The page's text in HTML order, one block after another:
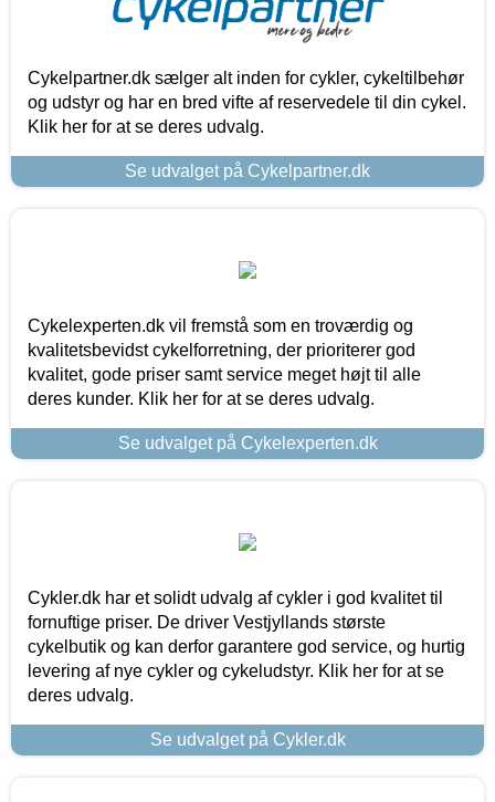
Cykelpartner.dk sælger alt inden for cykler, cykeltilbehør
og udstyr og har en bred vifte af reservedele til din cykel.
Klik her for at se deres udvalg.
Se udvalget på Cykelpartner.dk
Cykelexperten.dk vil fremstå som en troværdig og
kvalitetsbevidst cykelforretning, der prioriterer god
kvalitet, gode priser samt service meget højt til alle
deres kunder. Klik her for at se deres udvalg.
Se udvalget på Cykelexperten.dk
Cykler.dk har et solidt udvalg af cykler i god kvalitet til
fornuftige priser. De driver Vestjyllands største
cykelbutik og kan derfor garantere god service, og hurtig
levering af nye cykler og cykeludstyr. Klik her for at se
deres udvalg.
Se udvalget på Cykler.dk